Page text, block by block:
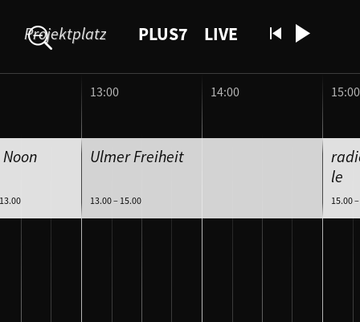
p
a
g
Ulmer Freiheit
13.00 – 15.00
le
15.00
13:00 14:00 15:00
PLUS7 LIVE
Projektplatz